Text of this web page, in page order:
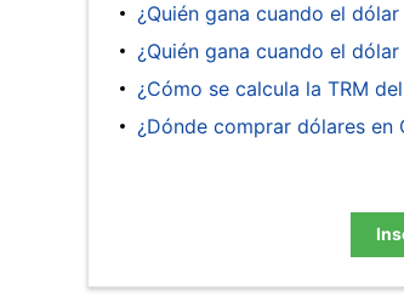
¿Quién gana cuando el dólar
¿Quién gana cuando el dólar
¿Cómo se calcula la TRM
¿Dónde comprar dólares en